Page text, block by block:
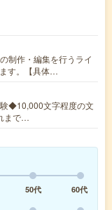
制作・編集を行うライ
す。【具体…
◆10,000文字程度の文
まで…
50代
60代